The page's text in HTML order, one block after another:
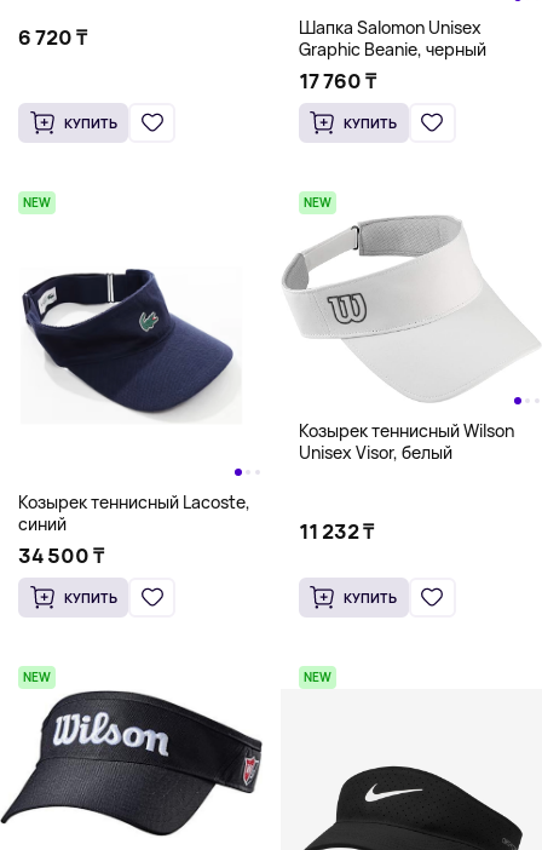
6 720 ₸
КУПИТЬ
Шапка Salomon Unisex
Graphic Beanie, черный
17 760 ₸
КУПИТЬ
NEW
Козырек теннисный Lacoste,
синий
34 500 ₸
КУПИТЬ
NEW
Козырек теннисный Wilson
Unisex Visor, белый
11 232 ₸
КУПИТЬ
NEW NEW